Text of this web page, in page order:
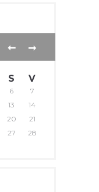
S V
6
7
13
14
20
21
27
28